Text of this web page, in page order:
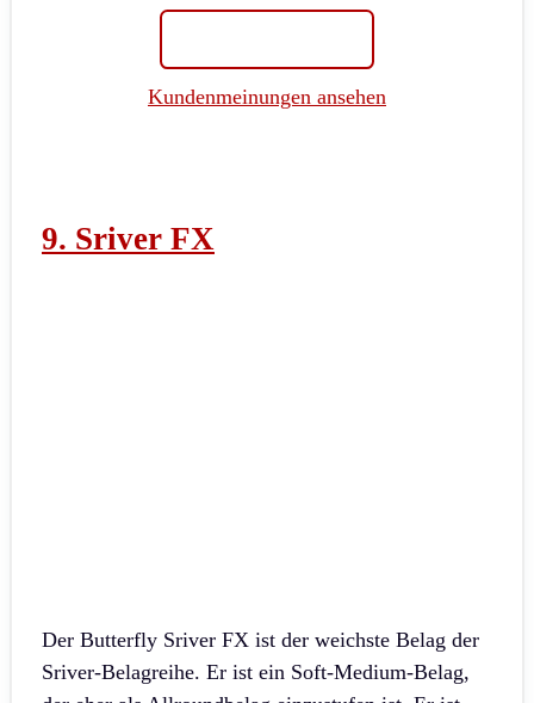
Kundenmeinungen ansehen
9. Sriver FX
Der Butterfly Sriver FX ist der weichste Belag der
Sriver-Belagreihe. Er ist ein Soft-Medium-Belag,